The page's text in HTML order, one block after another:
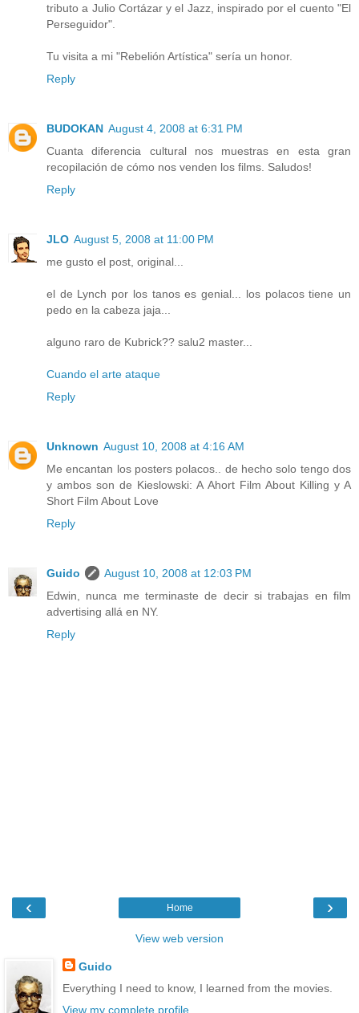
tributo a Julio Cortázar y el Jazz, inspirado por el cuento "El
Perseguidor".
Tu visita a mi "Rebelión Artística" sería un honor.
Reply
BUDOKAN August 4, 2008 at 6:31 PM
Cuanta diferencia cultural nos muestras en esta gran
recopilación de cómo nos venden los films. Saludos!
Reply
JLO August 5, 2008 at 11:00 PM
me gusto el post, original...
el de Lynch por los tanos es genial... los polacos tiene un
pedo en la cabeza jaja...
alguno raro de Kubrick?? salu2 master...
Cuando el arte ataque
Reply
Unknown August 10, 2008 at 4:16 AM
Me encantan los posters polacos.. de hecho solo tengo dos
y ambos son de Kieslowski: A Ahort Film About Killing y A
Short Film About Love
Reply
Guido
August 10, 2008 at 12:03 PM
Edwin, nunca me terminaste de decir si trabajas en film
advertising allá en NY.
Reply
‹ ›
Home
View web version
Guido
Everything I need to know, I learned from the movies.
View my complete profile